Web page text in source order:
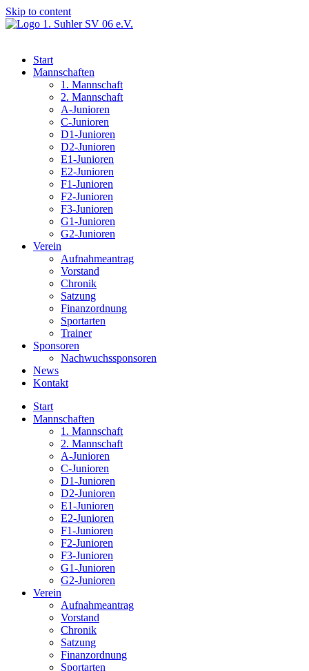
Skip to content
Start
Mannschaften
1. Mannschaft
2. Mannschaft
A-Junioren
C-Junioren
D1-Junioren
D2-Junioren
E1-Junioren
E2-Junioren
F1-Junioren
F2-Junioren
F3-Junioren
G1-Junioren
G2-Junioren
Verein
Aufnahmeantrag
Vorstand
Chronik
Satzung
Finanzordnung
Sportarten
Trainer
Sponsoren
Nachwuchssponsoren
News
Kontakt
Start
Mannschaften
1. Mannschaft
2. Mannschaft
A-Junioren
C-Junioren
D1-Junioren
D2-Junioren
E1-Junioren
E2-Junioren
F1-Junioren
F2-Junioren
F3-Junioren
G1-Junioren
G2-Junioren
Verein
Aufnahmeantrag
Vorstand
Chronik
Satzung
Finanzordnung
Sportarten